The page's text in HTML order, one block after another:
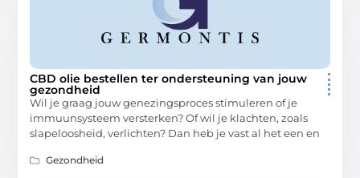
CBD olie bestellen ter ondersteuning van jouw
gezondheid
Wil je graag jouw genezingsproces stimuleren of je
immuunsysteem versterken? Of wil je klachten, zoals
slapeloosheid, verlichten? Dan heb je vast al het een en
Gezondheid